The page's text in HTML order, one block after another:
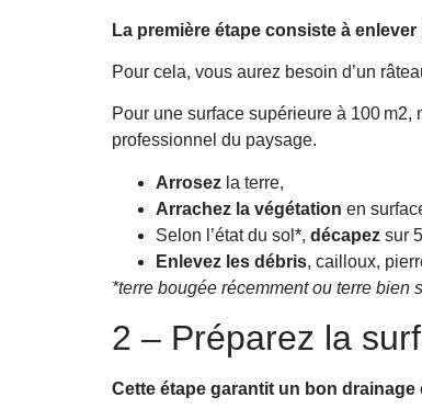
La première étape consiste à
Pour cela, vous aurez besoin d’un
Pour une surface supérieure à 100
professionnel du paysage.
Arrosez la terre,
Arrachez la végétation en
Selon l’état du sol*, décapez sur
Enlevez les débris, cailloux,
*terre bougée récemment ou terre
2 – Préparez la
Cette étape garantit un bon